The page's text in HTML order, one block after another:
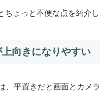
ちょっと不便な点を紹介し
上向きになりやすい
、平置きだと画面とカメ